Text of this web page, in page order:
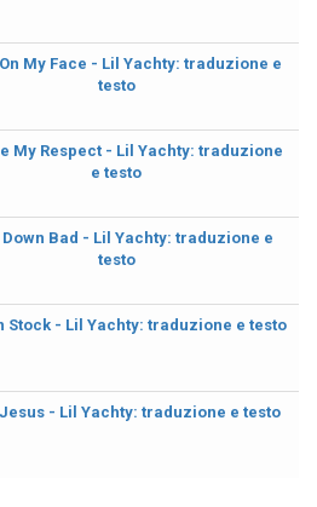
My Face - Lil Yachty: traduzione e
testo
My Respect - Lil Yachty: traduzione
e testo
Down Bad - Lil Yachty: traduzione e
testo
Stock - Lil Yachty: traduzione e testo
- Lil Yachty: traduzione e testo